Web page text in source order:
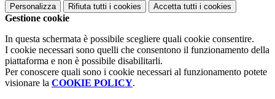
Personalizza Rifiuta tutti i cookies Accetta tutti i cookies
Gestione cookie
In questa schermata è possibile scegliere quali cookie consentire.
I cookie necessari sono quelli che consentono il funzionamento della
piattaforma e non è possibile disabilitarli.
Per conoscere quali sono i cookie necessari al funzionamento potete
visionare la COOKIE POLICY.